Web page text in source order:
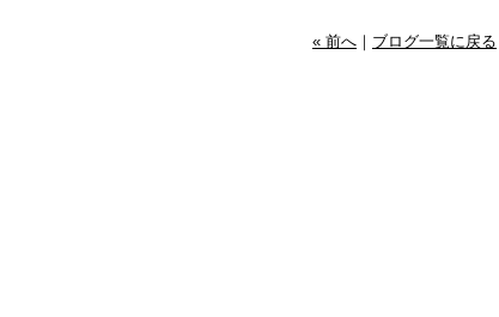
« 前へ ｜ ブログ一覧に戻る